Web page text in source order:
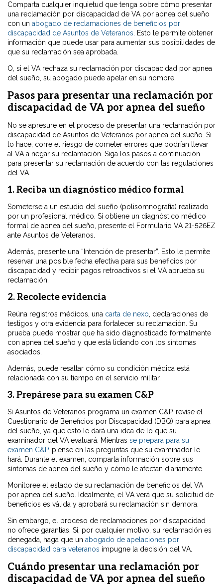
Comparta cualquier inquietud que tenga sobre cómo presentar
una reclamación por discapacidad de VA por apnea del sueño
con un abogado de reclamaciones de beneficios por
discapacidad de Asuntos de Veteranos. Esto le permite obtener
información que puede usar para aumentar sus posibilidades de
que su reclamación sea aprobada.
O, si el VA rechaza su reclamación por discapacidad por apnea
del sueño, su abogado puede apelar en su nombre.
Pasos para presentar una reclamación por
discapacidad de VA por apnea del sueño
No se apresure en el proceso de presentar una reclamación por
discapacidad de Asuntos de Veteranos por apnea del sueño. Si
lo hace, corre el riesgo de cometer errores que podrían llevar
al VA a negar su reclamación. Siga los pasos a continuación
para presentar su reclamación de acuerdo con las regulaciones
del VA.
1. Reciba un diagnóstico médico formal
Someterse a un estudio del sueño (polisomnografía) realizado
por un profesional médico. Si obtiene un diagnóstico médico
formal de apnea del sueño, presente el Formulario VA 21-526EZ
ante Asuntos de Veteranos.
Además, presente una “Intención de presentar”. Esto le permite
reservar una posible fecha efectiva para sus beneficios por
discapacidad y recibir pagos retroactivos si el VA aprueba su
reclamación.
2. Recolecte evidencia
Reúna registros médicos, una carta de nexo, declaraciones de
testigos y otra evidencia para fortalecer su reclamación. Su
prueba puede mostrar que ha sido diagnosticado formalmente
con apnea del sueño y que está lidiando con los síntomas
asociados.
Además, puede resaltar cómo su condición médica está
relacionada con su tiempo en el servicio militar.
3. Prepárese para su examen C&P
Si Asuntos de Veteranos programa un examen C&P, revise el
Cuestionario de Beneficios por Discapacidad (DBQ) para apnea
del sueño, ya que esto le dará una idea de lo que su
examinador del VA evaluará. Mientras se prepara para su
examen C&P, piense en las preguntas que su examinador le
hará. Durante el examen, comparta información sobre sus
síntomas de apnea del sueño y cómo le afectan diariamente.
Monitoree el estado de su reclamación de beneficios del VA
por apnea del sueño. Idealmente, el VA verá que su solicitud de
beneficios es válida y aprobará su reclamación sin demora.
Sin embargo, el proceso de reclamaciones por discapacidad
no ofrece garantías. Si, por cualquier motivo, su reclamación es
denegada, haga que un abogado de apelaciones por
discapacidad para veteranos impugne la decisión del VA.
Cuándo presentar una reclamación por
discapacidad de VA por apnea del sueño